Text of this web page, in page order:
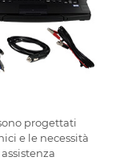
progettati
e le necessità